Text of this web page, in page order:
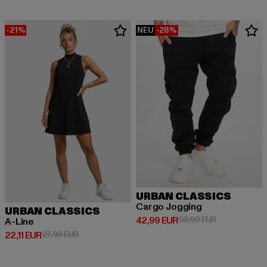
-21%
URBAN CLASSICS
A-Line
22,11 EUR
Derzeitiger Preis: 22,11 EUR
27,99 EURAktionspreis: 27,99 EUR
NEU -28%
URBAN CLASSICS
Cargo Jogging
42,99 EUR
Derzeitiger Preis: 42,99 EUR
59,99 EURAktionspreis: